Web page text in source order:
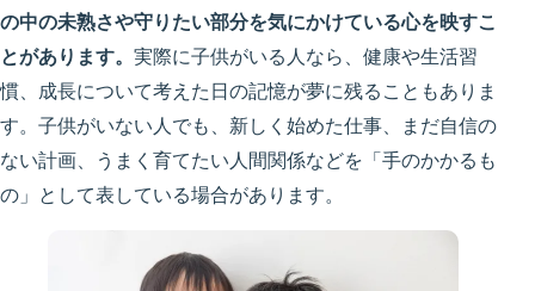
の中の未熟さや守りたい部分を気にかけている心を映すこ
とがあります。 実際に子供がいる人なら、健康や生活習
慣、成長について考えた日の記憶が夢に残ることもありま
す。子供がいない人でも、新しく始めた仕事、まだ自信の
ない計画、うまく育てたい人間関係などを「手のかかるも
の」として表している場合があります。